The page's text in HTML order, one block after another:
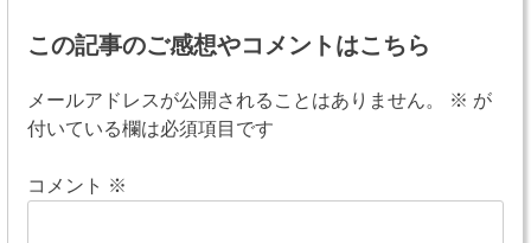
ナ
ビ
ゲ
ー
この記事のご感想やコメントはこちら
メールアドレスが公開されることはありません。 ※ が
付いている欄は必須項目です
コメント ※